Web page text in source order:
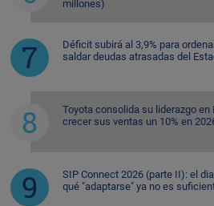
millones)
Déficit subirá al 3,9% para
saldar deudas atrasadas del
Toyota consolida su liderazgo
crecer sus ventas un 10% en
SIP Connect 2026 (parte II): el
qué "adaptarse" ya no es